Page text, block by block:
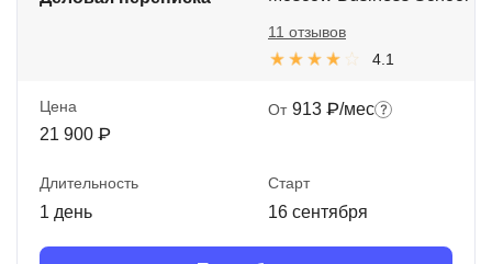
4.1
11 отзывов
Цена
21 900 ₽
От 913 ₽/мес
Длительность
1 день
Старт
16 сентября